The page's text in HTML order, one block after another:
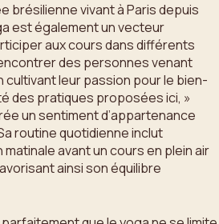
brésilienne vivant à Paris depuis
est également un vecteur
aux cours dans différents
des personnes venant
cultivant leur passion pour le bien-
des pratiques proposées ici, »
un sentiment d’appartenance
routine quotidienne inclut
avant un cours en plein air
ainsi son équilibre